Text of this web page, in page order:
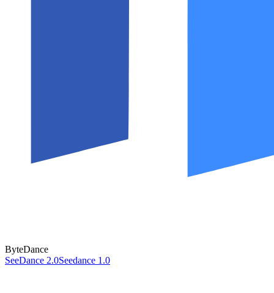
ByteDance
SeeDance 2.0Seedance 1.0